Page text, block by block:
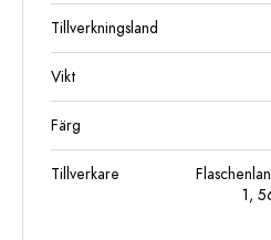
Tillverkningsland
Vikt
Färg
Tillverkare
1,